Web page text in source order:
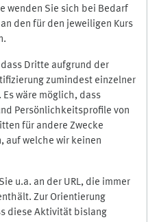
wenden Sie sich bei Bedarf
den für den jeweiligen Kurs
Dritte aufgrund der
zumindest einzelner
wäre möglich, dass
Persönlichkeitsprofile von
für andere Zwecke
auf welche wir keinen
u.a. an der URL, die immer
Zur Orientierung
diese Aktivität bislang